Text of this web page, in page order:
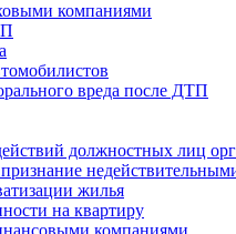
компаниями
вреда после ДТП
должностных лиц
жилья
на квартиру
компаниями